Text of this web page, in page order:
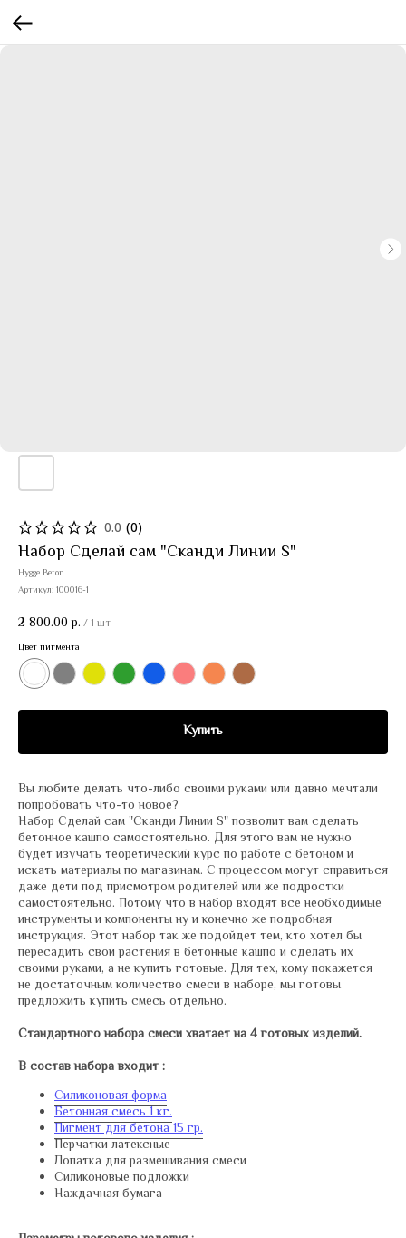
0.0 (0)
Набор Сделай сам "Сканди Линии S"
Hygge Beton
Артикул: 100016-1
2 800.00 р. / 1 шт
Цвет пигмента
Купить
Вы любите делать что-либо своими руками или давно мечтали
попробовать что-то новое?
Набор Сделай сам "Сканди Линии S" позволит вам сделать
бетонное кашпо самостоятельно. Для этого вам не нужно
будет изучать теоретический курс по работе с бетоном и
искать материалы по магазинам. С процессом могут справиться
даже дети под присмотром родителей или же подростки
самостоятельно. Потому что в набор входят все необходимые
инструменты и компоненты ну и конечно же подробная
инструкция. Этот набор так же подойдет тем, кто хотел бы
пересадить свои растения в бетонные кашпо и сделать их
своими руками, а не купить готовые. Для тех, кому покажется
не достаточным количество смеси в наборе, мы готовы
предложить купить смесь отдельно.
Стандартного набора смеси хватает на 4 готовых изделий.
В состав набора входит :
Силиконовая форма
Бетонная смесь 1 кг.
Пигмент для бетона 15 гр.
Перчатки латексные
Лопатка для размешивания смеси
Силиконовые подложки
Наждачная бумага